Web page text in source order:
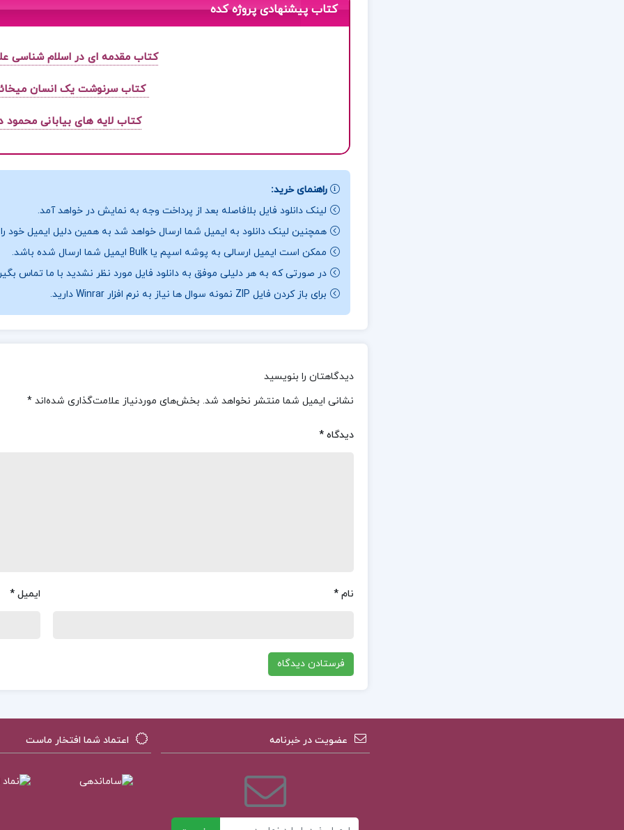
کتاب پیشنهادی پروژه کده
کتاب مقدمه ای در اسلام شناسی
کتاب سرنوشت یک انسان
کتاب لایه های بیابانی محمود
راهنمای خرید:
لینک دانلود فایل بلافاصله بعد از پرداخت وجه به نمایش در خواهد آمد.
همچنین لینک دانلود به ایمیل شما ارسال خواهد شد به همین دلیل ایمیل خود
ممکن است ایمیل ارسالی به پوشه اسپم یا Bulk ایمیل شما ارسال شده باشد.
در صورتی که به هر دلیلی موفق به دانلود فایل مورد نظر نشدید با ما تماس
برای باز کردن فایل ZIP نمونه سوال ها نیاز به نرم افزار Winrar دارید.
دیدگاهتان را بنویسید
نشانی ایمیل شما منتشر نخواهد شد. بخش‌های موردنیاز علامت‌گذاری شده‌اند *
دیدگاه *
نام * ایمیل *
عضویت در خبرنامه اعتماد شما افتخار ماست